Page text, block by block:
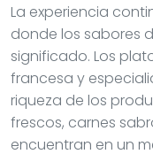
La experiencia
donde los sabores
significado. Los
francesa y
riqueza de los
frescos, carnes
encuentran en un